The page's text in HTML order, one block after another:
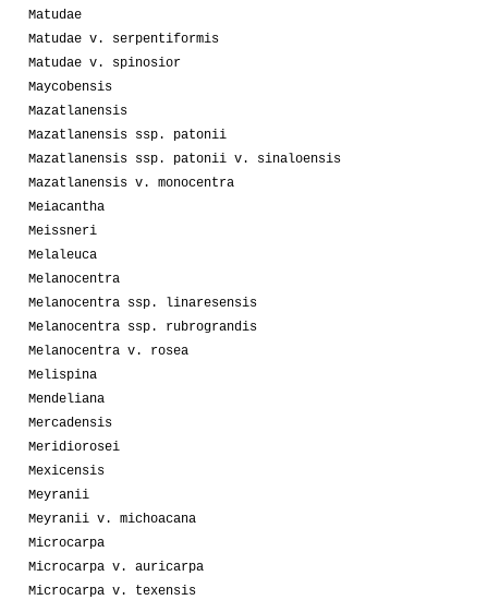
Matudae
Matudae v. serpentiformis
Matudae v. spinosior
Maycobensis
Mazatlanensis
Mazatlanensis ssp. patonii
Mazatlanensis ssp. patonii v. sinaloensis
Mazatlanensis v. monocentra
Meiacantha
Meissneri
Melaleuca
Melanocentra
Melanocentra ssp. linaresensis
Melanocentra ssp. rubrograndis
Melanocentra v. rosea
Melispina
Mendeliana
Mercadensis
Meridiorosei
Mexicensis
Meyranii
Meyranii v. michoacana
Microcarpa
Microcarpa v. auricarpa
Microcarpa v. texensis